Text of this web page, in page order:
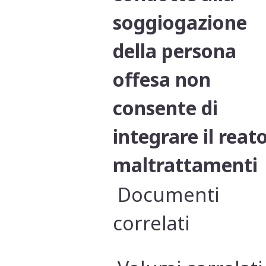
soggiogazione
della persona
offesa non
consente di
integrare il
maltrattamenti
Documenti
correlati